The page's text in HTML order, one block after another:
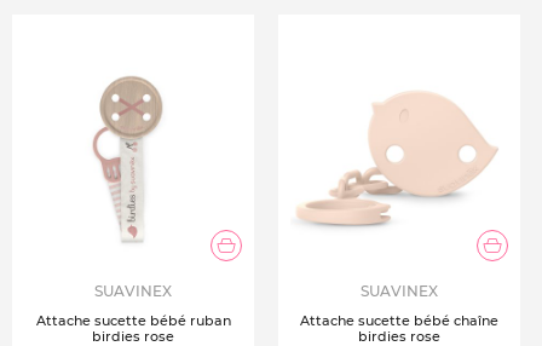
SUAVINEX
Attache sucette bébé ruban
birdies rose
SUAVINEX
Attache sucette bébé chaîne
birdies rose